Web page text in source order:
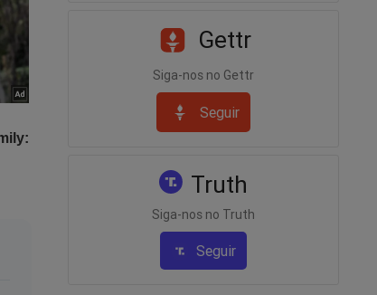
Gettr
Siga-nos no Gettr
Seguir
Truth
Siga-nos no Truth
Seguir